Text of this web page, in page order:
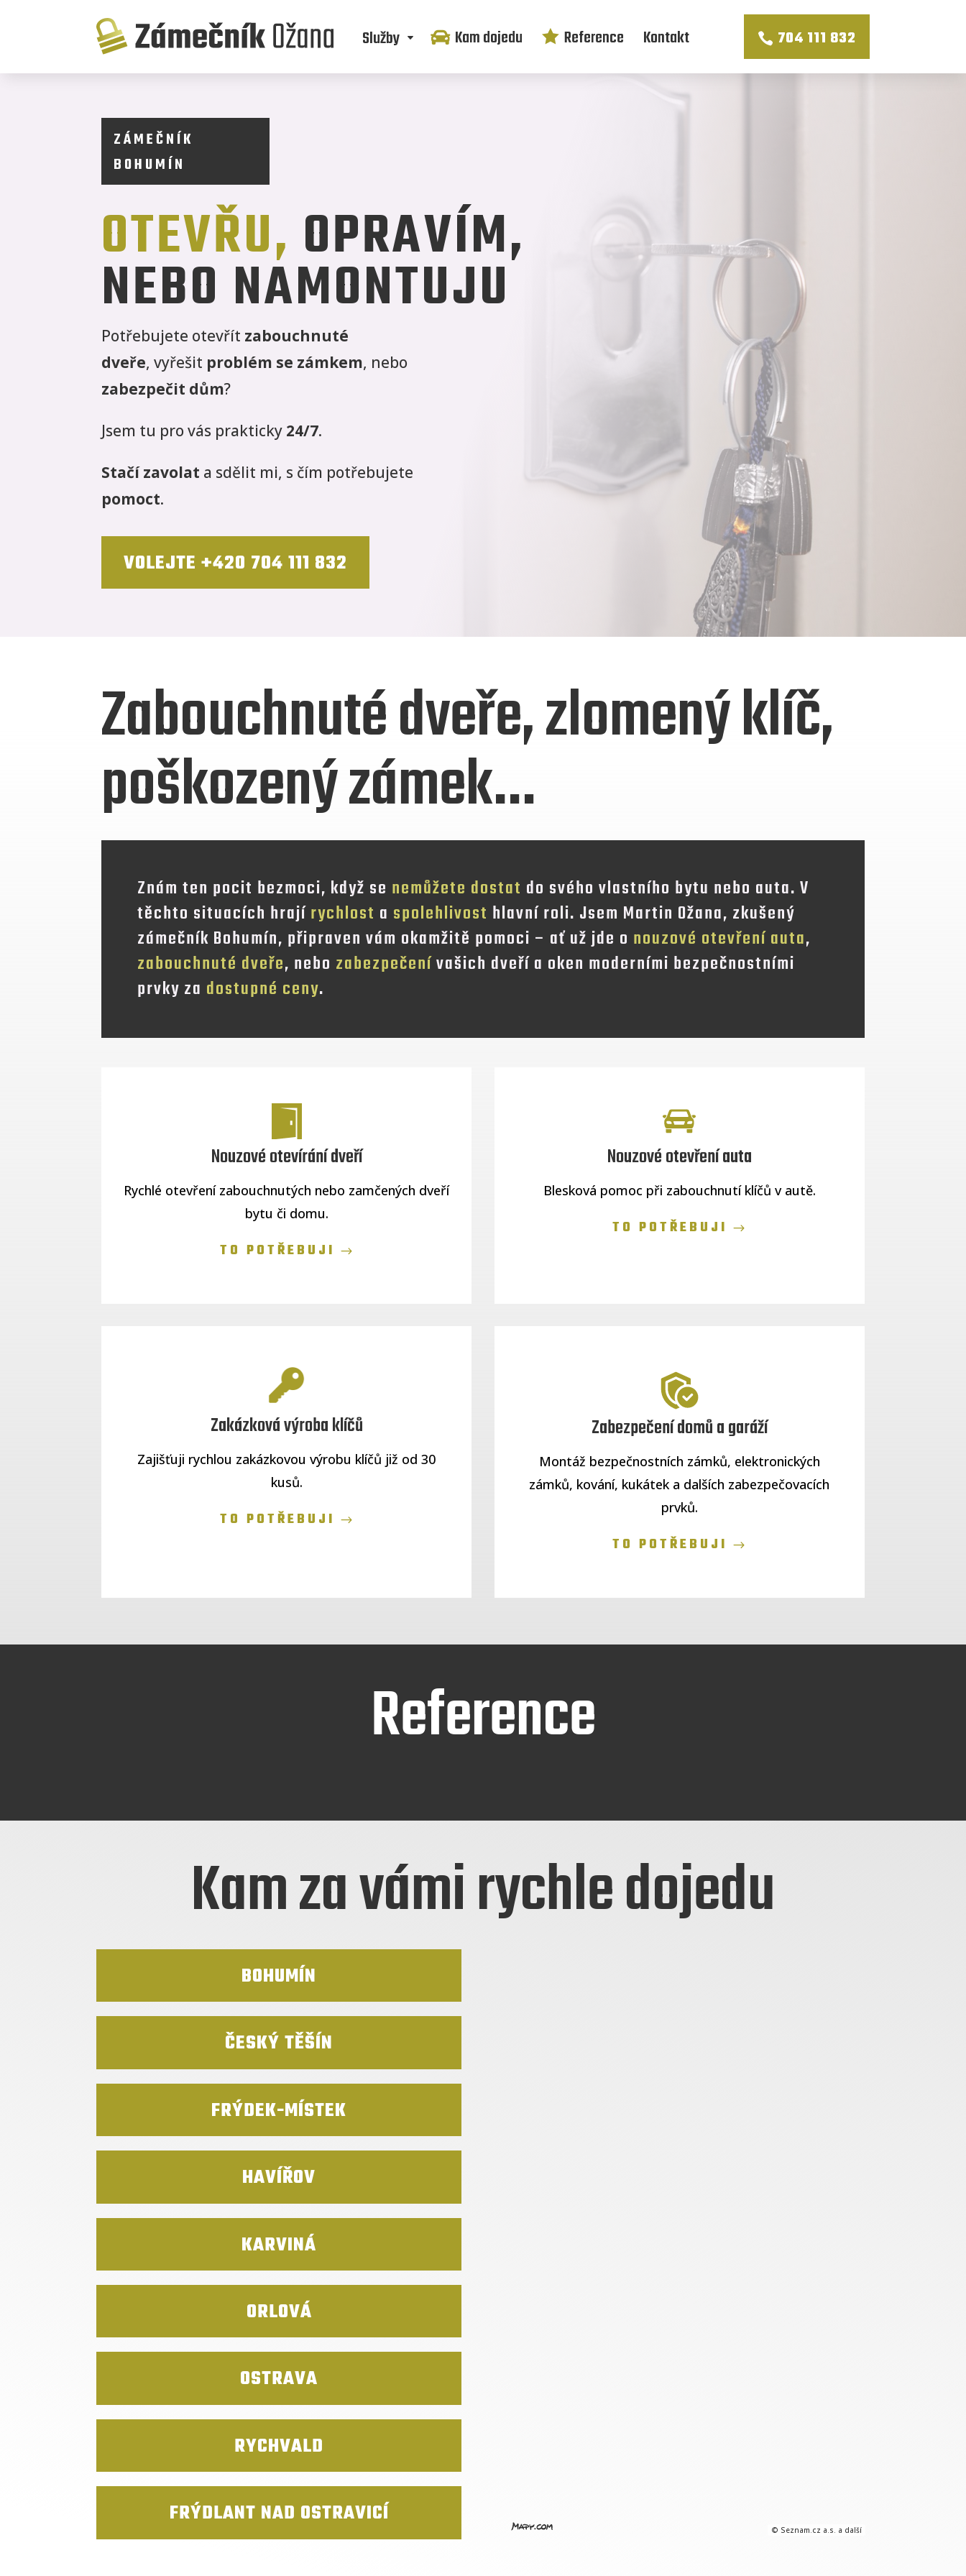
Služby  Kam dojedu  Reference Kontakt 704 111 832
ZÁMEČNÍK
BOHUMÍN
OTEVŘU, OPRAVÍM,
NEBO NAMONTUJU
Potřebujete otevřít zabouchnuté
dveře, vyřešit problém se zámkem, nebo
zabezpečit dům?
Jsem tu pro vás prakticky 24/7.
Stačí zavolat a sdělit mi, s čím potřebujete
pomoct.
VOLEJTE +420 704 111 832
Zabouchnuté dveře, zlomený klíč,
poškozený zámek…
Znám ten pocit bezmoci, když se nemůžete dostat do svého vlastního bytu nebo auta. V
těchto situacích hrajírychlost a spolehlivost hlavní roli. Jsem Martin Ožana, zkušený
zámečník Bohumín, připraven vám okamžitě pomoci – ať už jde o nouzové otevření auta,
zabouchnuté dveře, nebo zabezpečenívašich dveří a oken moderními bezpečnostními
prvky za dostupné ceny.
Nouzové otevírání dveří
Rychlé otevření zabouchnutých nebo zamčených dveří
bytu či domu.
TO POTŘEBUJI
Nouzové otevření auta
Blesková pomoc při zabouchnutí klíčů v autě.
TO POTŘEBUJI
Zakázková výroba klíčů
Zajišťuji rychlou zakázkovou výrobu klíčů již od 30
kusů.
TO POTŘEBUJI
Zabezpečení domů a garáží
Montáž bezpečnostních zámků, elektronických
zámků, kování, kukátek a dalších zabezpečovacích
prvků.
TO POTŘEBUJI
Reference
Kam za vámi rychle dojedu
BOHUMÍN
ČESKÝ TĚŠÍN
FRÝDEK-MÍSTEK
HAVÍŘOV
KARVINÁ
ORLOVÁ
OSTRAVA
RYCHVALD
FRÝDLANT NAD OSTRAVICÍ
© Seznam.cz a.s. a další